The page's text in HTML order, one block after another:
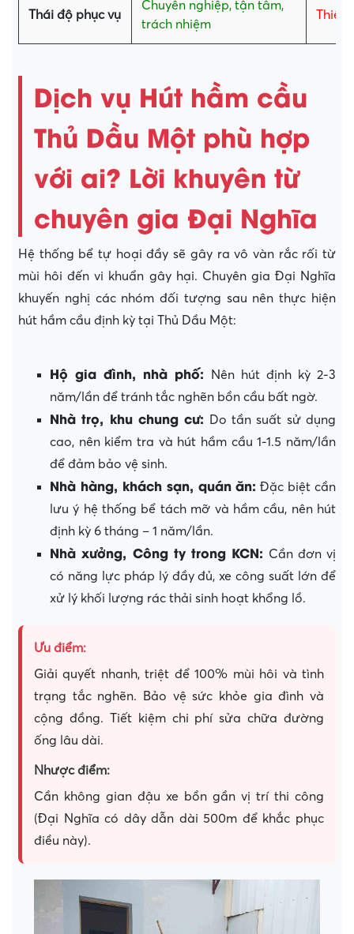
Thái độ phục vụ
Chuyên nghiệp, tận tâm,
trách nhiệm
Thiếu
Dịch vụ Hút hầm cầu
Thủ Dầu Một phù hợp
với ai? Lời khuyên từ
chuyên gia Đại Nghĩa
Hệ thống bể tự hoại đầy sẽ gây ra vô vàn rắc rối từ
mùi hôi đến vi khuẩn gây hại. Chuyên gia Đại Nghĩa
khuyến nghị các nhóm đối tượng sau nên thực hiện
hút hầm cầu định kỳ tại Thủ Dầu Một:
Hộ gia đình, nhà phố: Nên hút định kỳ 2-3
năm/lần để tránh tắc nghẽn bồn cầu bất ngờ.
Nhà trọ, khu chung cư: Do tần suất sử dụng
cao, nên kiểm tra và hút hầm cầu 1-1.5 năm/lần
để đảm bảo vệ sinh.
Nhà hàng, khách sạn, quán ăn: Đặc biệt cần
lưu ý hệ thống bể tách mỡ và hầm cầu, nên hút
định kỳ 6 tháng – 1 năm/lần.
Nhà xưởng, Công ty trong KCN: Cần đơn vị
có năng lực pháp lý đầy đủ, xe công suất lớn để
xử lý khối lượng rác thải sinh hoạt khổng lồ.
Ưu điểm:
Giải quyết nhanh, triệt để 100% mùi hôi và tình
trạng tắc nghẽn. Bảo vệ sức khỏe gia đình và
cộng đồng. Tiết kiệm chi phí sửa chữa đường
ống lâu dài.
Nhược điểm:
Cần không gian đậu xe bồn gần vị trí thi công
(Đại Nghĩa có dây dẫn dài 500m để khắc phục
điều này).